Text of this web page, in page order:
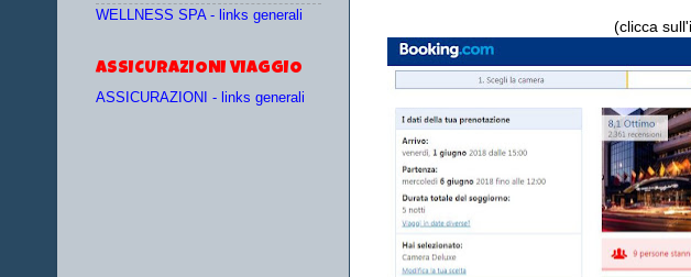
(clicca
WELLNESS SPA - links generali
ASSICURAZIONI VIAGGIO
ASSICURAZIONI - links generali